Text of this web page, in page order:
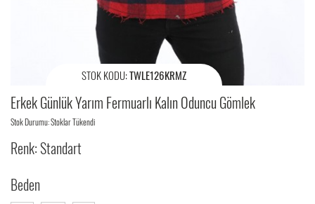
STOK KODU:TWLE126KRMZ
Erkek Günlük Yarım Fermuarlı Kalın Oduncu Gömlek
Stok Durumu: Stoklar Tükendi
Renk: Standart
Beden